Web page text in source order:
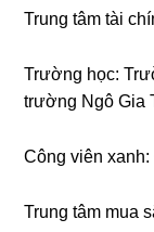
Trung tâm tài
Trường học:
trường Ngô Gia
Công viên
Trung tâm mua